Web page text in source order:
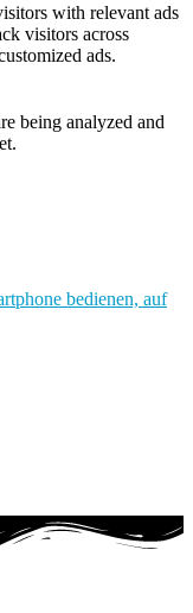
with relevant ads
visitors across
ads.
being analyzed and